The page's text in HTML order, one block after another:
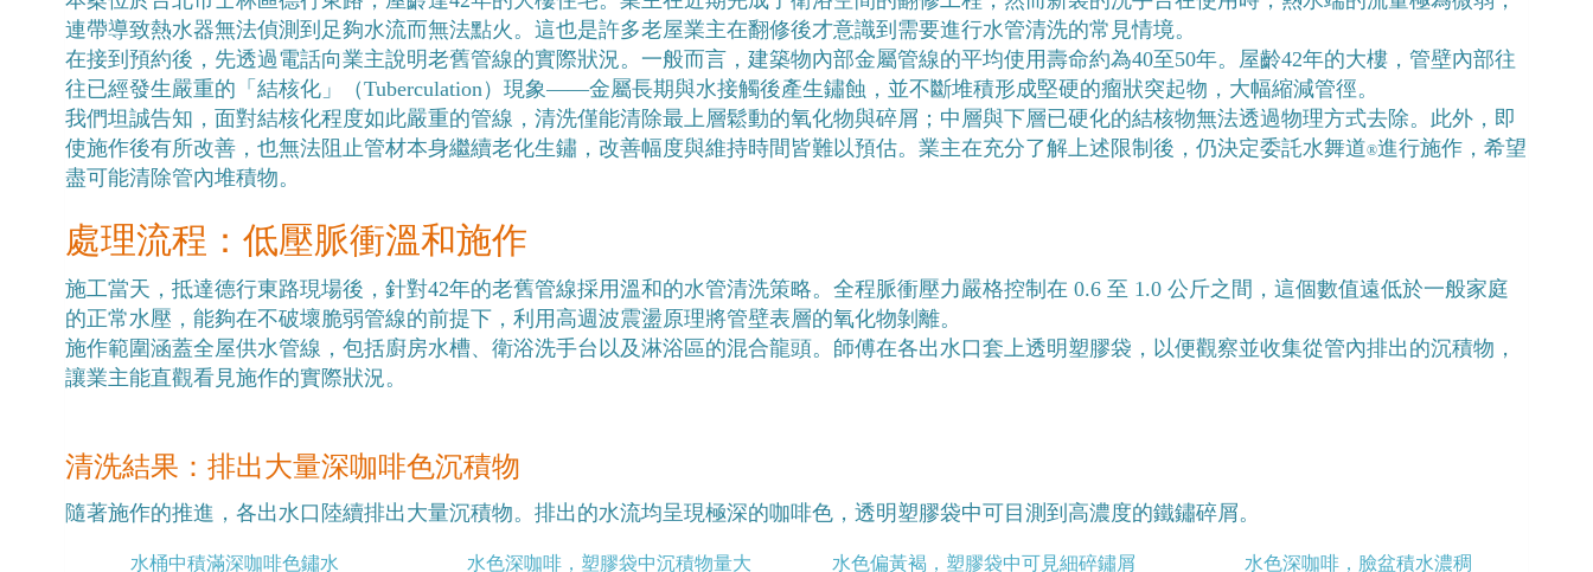
連帶導致熱水器無法偵測到足夠水流而無法點火。這也是許多老屋業主在翻修後才意識到需要進行水管清洗的常見情境。
在接到預約後，先透過電話向業主說明老舊管線的實際狀況。一般而言，建築物內部金屬管線的平均使用壽命約為40至50年。屋齡42年的大樓，管壁內部往
往已經發生嚴重的「結核化」（Tuberculation）現象——金屬長期與水接觸後產生鏽蝕，並不斷堆積形成堅硬的瘤狀突起物，大幅縮減管徑。
我們坦誠告知，面對結核化程度如此嚴重的管線，清洗僅能清除最上層鬆動的氧化物與碎屑；中層與下層已硬化的結核物無法透過物理方式去除。此外，即
使施作後有所改善，也無法阻止管材本身繼續老化生鏽，改善幅度與維持時間皆難以預估。業主在充分了解上述限制後，仍決定委託水舞道®進行施作，希望
盡可能清除管內堆積物。
處理流程：低壓脈衝溫和施作
施工當天，抵達德行東路現場後，針對42年的老舊管線採用溫和的水管清洗策略。全程脈衝壓力嚴格控制在 0.6 至 1.0 公斤之間，這個數值遠低於一般家庭
的正常水壓，能夠在不破壞脆弱管線的前提下，利用高週波震盪原理將管壁表層的氧化物剝離。
施作範圍涵蓋全屋供水管線，包括廚房水槽、衛浴洗手台以及淋浴區的混合龍頭。師傅在各出水口套上透明塑膠袋，以便觀察並收集從管內排出的沉積物，
讓業主能直觀看見施作的實際狀況。
清洗結果：排出大量深咖啡色沉積物
隨著施作的推進，各出水口陸續排出大量沉積物。排出的水流均呈現極深的咖啡色，透明塑膠袋中可目測到高濃度的鐵鏽碎屑。
水桶中積滿深咖啡色鏽水 水色深咖啡，塑膠袋中沉積物量大 水色偏黃褐，塑膠袋中可見細碎鏽屑 水色深咖啡，臉盆積水濃稠